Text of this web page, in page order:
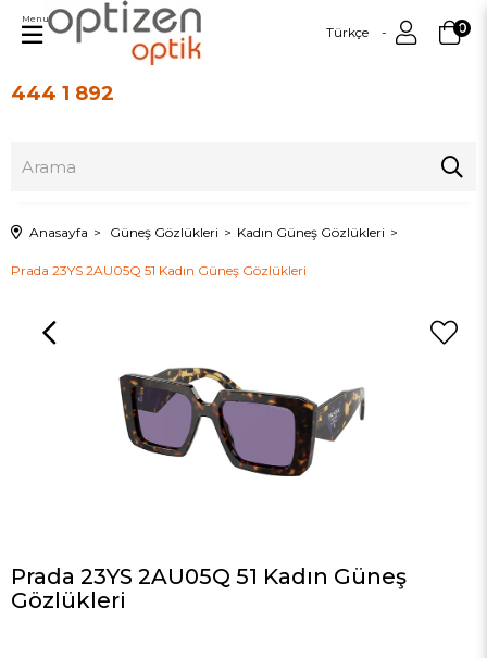
444 1 892
Türkçe 0
Menu
Anasayfa Güneş Gözlükleri Kadın Güneş Gözlükleri
Prada 23YS 2AU05Q 51 Kadın Güneş Gözlükleri
Prada 23YS 2AU05Q 51 Kadın Güneş
Gözlükleri